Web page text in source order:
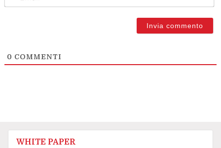
0 COMMENTI
WHITE PAPER